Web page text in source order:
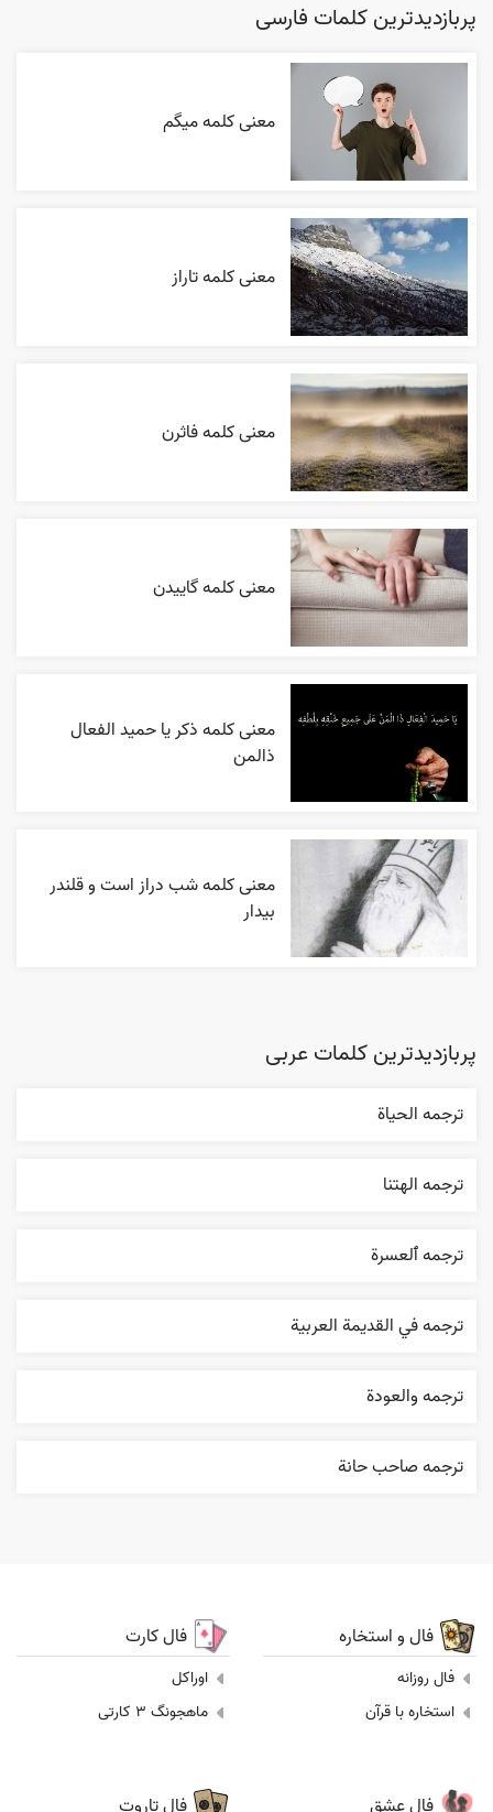
پربازدیدترین کلمات فارسی
معنی کلمه میگم
معنی کلمه تاراز
معنی کلمه فاثرن
معنی کلمه گاییدن
معنی کلمه ذکر یا حمید الفعال
ذالمن
معنی کلمه شب دراز است و قلندر
بیدار
پربازدیدترین کلمات عربی
ترجمه الحیاة
ترجمه الهتنا
ترجمه ٱلعسرة
ترجمه في القديمة العربية
ترجمه والعودة
ترجمه صاحب حانة
فال و استخاره
فال روزانه
استخاره با قرآن
فال کارت
اوراکل
ماهجونگ 3 کارتی